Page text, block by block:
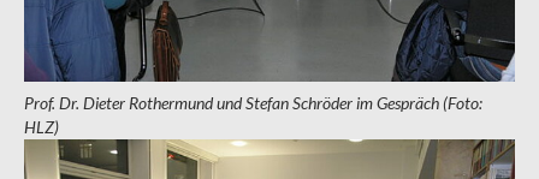
Prof. Dr. Dieter Rothermund und Stefan Schröder im Gespräch (Foto:
HLZ)